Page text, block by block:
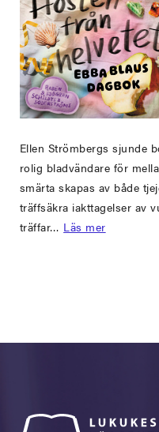
Ellen Strömbergs sjunde
rolig bladvändare för
smärta skapas av både
träffsäkra iakttagelser av
träffar… Läs mer